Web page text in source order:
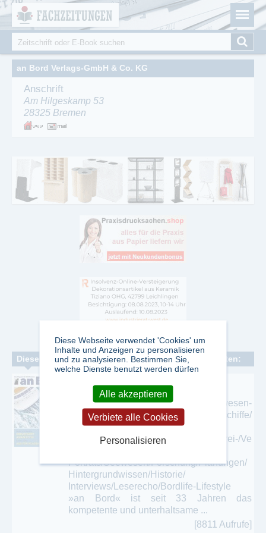
Fachzeitungen.de - Das unabhängige Portal für
Fachmagazine Fachpublikationen & eBooks
Suchformular
Suche
an Bord Verlags-GmbH & Co. KG
Anschrift
Am Hilgeskamp 53
28325 Bremen
Dieser Verlag veröffentlicht folgende Fachzeitschriften:
- Magazin für Schiffsreisen und Seewesen-
Kreuzfahrten/ Flussreisen/Binnenschiffe/
Frachterreisen/Segelreisen/
Erlebnisberichte/Reisereviere/Reederei-/Ve
Porträts/Seewesen/Forschung/Planungen/
Hintergrundwissen/Historie/
Interviews/Leserecho/Bordlife-Lifestyle
»an Bord« ist seit 33 Jahren das
kompetente und unterhaltsame ...
[8811 Aufrufe]
Cookie-Einstellungen
Diese Webseite verwendet 'Cookies' um
Inhalte und Anzeigen zu personalisieren
und zu analysieren. Bestimmen Sie,
welche Dienste benutzt werden dürfen
Alle akzeptieren
Verbiete alle Cookies
Personalisieren